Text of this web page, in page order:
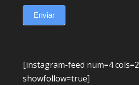
Enviar
[instagram-feed num=4 cols=2
showfollow=true]